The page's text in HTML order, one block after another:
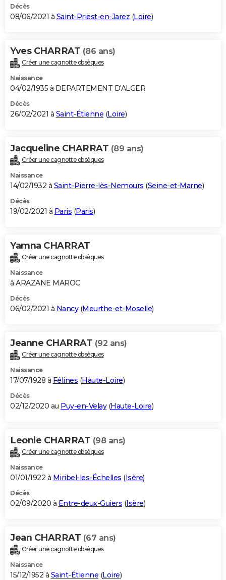
Décès
08/06/2021 à Saint-Priest-en-Jarez (Loire)
Yves CHARRAT (86 ans)
Créer une cagnotte obsèques
Naissance
04/02/1935 à DEPARTEMENT D'ALGER
Décès
26/02/2021 à Saint-Étienne (Loire)
Jacqueline CHARRAT (89 ans)
Créer une cagnotte obsèques
Naissance
14/02/1932 à Saint-Pierre-lès-Nemours (Seine-et-Marne)
Décès
19/02/2021 à Paris (Paris)
Yamna CHARRAT
Créer une cagnotte obsèques
Naissance
à ARAZANE MAROC
Décès
06/02/2021 à Nancy(Meurthe-et-Moselle)
Jeanne CHARRAT (92 ans)
Créer une cagnotte obsèques
Naissance
17/07/1928 à Félines (Haute-Loire)
Décès
02/12/2020 au Puy-en-Velay(Haute-Loire)
Leonie CHARRAT (98 ans)
Créer une cagnotte obsèques
Naissance
01/01/1922 à Miribel-les-Échelles (Isère)
Décès
02/09/2020 à Entre-deux-Guiers (Isère)
Jean CHARRAT (67 ans)
Créer une cagnotte obsèques
Naissance
15/12/1952 à Saint-Étienne (Loire)